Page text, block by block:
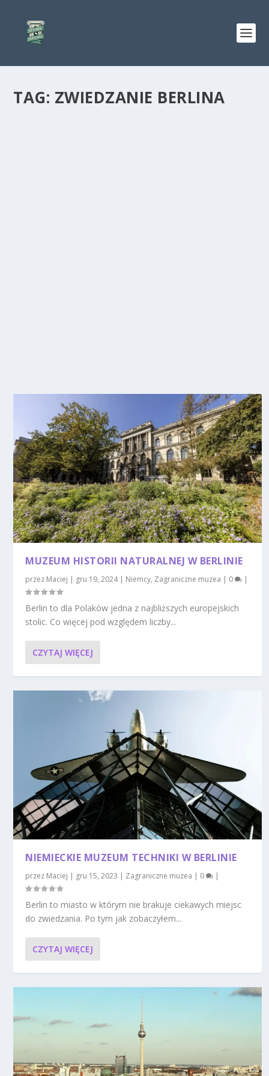
TAG: ZWIEDZANIE BERLINA
MUZEUM HISTORII NATURALNEJ W BERLINIE
przez Maciej | gru 19, 2024| Niemcy, Zagraniczne muzea | 0 |
Berlin to dla Polaków jedna z najbliższych europejskich
stolic. Co więcej pod względem liczby...
CZYTAJ WIĘCEJ
NIEMIECKIE MUZEUM TECHNIKI W BERLINIE
przez Maciej | gru 15, 2023 | Zagraniczne muzea | 0 |
Berlin to miasto w którym nie brakuje ciekawych miejsc
do zwiedzania. Po tym jak zobaczyłem...
CZYTAJ WIĘCEJ